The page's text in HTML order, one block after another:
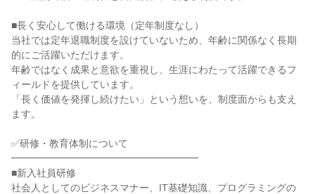
■長く安心して働ける環境（定年制度なし）
当社では定年退職制度を設けていないため、年齢に関係なく長期
的にご活躍いただけます。
年齢ではなく成果と意欲を重視し、生涯にわたって活躍できるフ
ィールドを提供しています。
「長く価値を発揮し続けたい」という想いを、制度面からも支え
ます。
✅研修・教育体制について
━━━━━━━━━━━━━━━━━━━
■新入社員研修
社会人としてのビジネスマナー、IT基礎知識、プログラミングの